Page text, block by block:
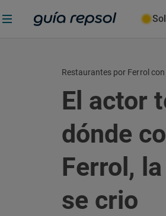
Restaurantes por Ferrol
El actor
dónde
Ferrol,
se crio